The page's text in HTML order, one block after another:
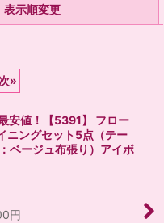
表示順変更
»
値！【5391】 フロー
ングセット5点（テー
ベージュ布張り）アイボ
円